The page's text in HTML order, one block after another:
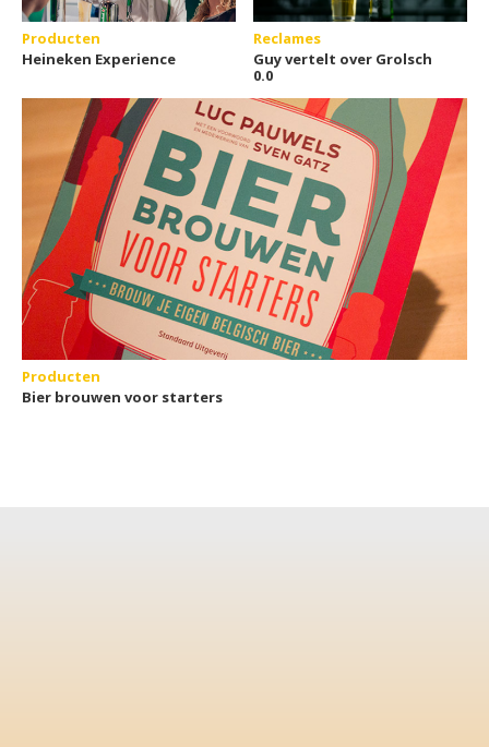
Producten
Heineken Experience
Reclames
Guy vertelt over Grolsch
0.0
Producten
Bier brouwen voor starters